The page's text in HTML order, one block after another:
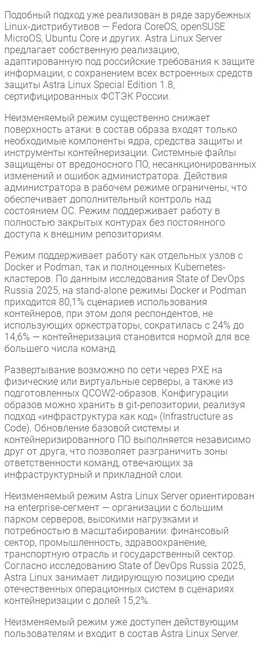
Подобный подход уже реализован в ряде зарубежных
Linux-дистрибутивов — Fedora CoreOS, openSUSE
MicroOS, Ubuntu Core и других. Astra Linux Server
предлагает собственную реализацию,
адаптированную под российские требования к защите
информации, с сохранением всех встроенных средств
защиты Astra Linux Special Edition 1.8,
сертифицированных ФСТЭК России.
Неизменяемый режим существенно снижает
поверхность атаки: в состав образа входят только
необходимые компоненты ядра, средства защиты и
инструменты контейнеризации. Системные файлы
защищены от вредоносного ПО, несанкционированных
изменений и ошибок администратора. Действия
администратора в рабочем режиме ограничены, что
обеспечивает дополнительный контроль над
состоянием ОС. Режим поддерживает работу в
полностью закрытых контурах без постоянного
доступа к внешним репозиториям.
Режим поддерживает работу как отдельных узлов с
Docker и Podman, так и полноценных Kubernetes-
кластеров. По данным исследования State of DevOps
Russia 2025, на stand-alone режимы Docker и Podman
приходится 80,1% сценариев использования
контейнеров, при этом доля респондентов, не
использующих оркестраторы, сократилась с 24% до
14,6% — контейнеризация становится нормой для все
большего числа команд.
Развертывание возможно по сети через PXE на
физические или виртуальные серверы, а также из
подготовленных QCOW2-образов. Конфигурации
образов можно хранить в git-репозитории, реализуя
подход «инфраструктура как код» (Infrastructure as
Code). Обновление базовой системы и
контейнеризированного ПО выполняется независимо
друг от друга, что позволяет разграничить зоны
ответственности команд, отвечающих за
инфраструктурный и прикладной слои.
Неизменяемый режим Astra Linux Server ориентирован
на enterprise-сегмент — организации с большим
парком серверов, высокими нагрузками и
потребностью в масштабировании: финансовый
сектор, промышленность, здравоохранение,
транспортную отрасль и государственный сектор.
Согласно исследованию State of DevOps Russia 2025,
Astra Linux занимает лидирующую позицию среди
отечественных операционных систем в сценариях
контейнеризации с долей 15,2%.
Неизменяемый режим уже доступен действующим
пользователям и входит в состав Astra Linux Server.